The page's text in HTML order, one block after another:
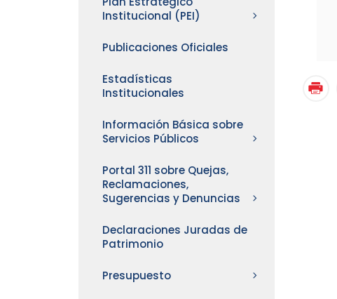
Institucional (PEI)
Publicaciones Oficiales
Estadísticas
Institucionales
Información Básica sobre
Servicios Públicos
Portal 311 sobre Quejas,
Reclamaciones,
Sugerencias y Denuncias
Declaraciones Juradas de
Patrimonio
Presupuesto